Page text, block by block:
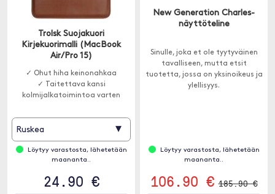
Trolsk Suojakuori
Kirjekuorimalli (MacBook
Air/Pro 15)
✓ Ohut hiha keinonahkaa
✓ Taitettava kansi
kolmijalkatoimintoa varten
Ruskea ▾
Löytyy varastosta, lähetetään
maananta..
24.90 €
New Generation Charles-
näyttöteline
Sinulle, joka et ole tyytyväinen
tavalliseen, mutta etsit
tuotetta, jossa on yksinoikeus ja
ylellisyys.
Löytyy varastosta, lähetetään
maananta..
106.90 € 185.90 €